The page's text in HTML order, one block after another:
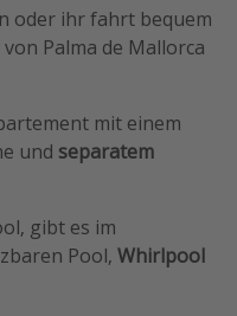
oder ihr fahrt bequem
Palma de Mallorca
mit einem
und separatem
gibt es im
Pool, Whirlpool